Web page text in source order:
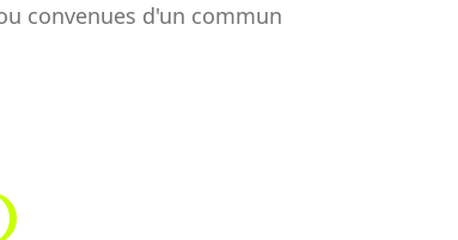
convenues d'un commun